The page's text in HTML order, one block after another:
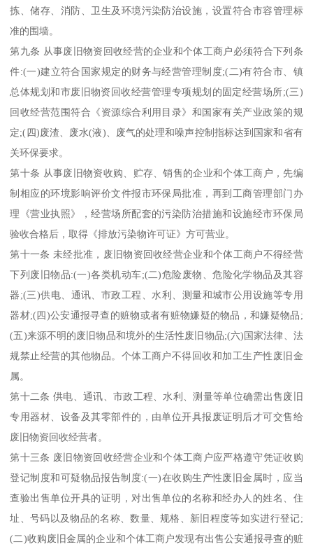
拣、储存、消防、卫生及环境污染防治设施，设置符合市容管理标
准的围墙。
第九条 从事废旧物资回收经营的企业和个体工商户必须符合下列条
件:(一)建立符合国家规定的财务与经营管理制度;(二)有符合市、镇
总体规划和市废旧物资回收经营管理专项规划的固定经营场所;(三)
回收经营范围符合《资源综合利用目录》和国家有关产业政策的规
定;(四)废渣、废水(液)、废气的处理和噪声控制指标达到国家和省有
关环保要求。
第十条 从事废旧物资收购、贮存、销售的企业和个体工商户，先编
制相应的环境影响评价文件报市环保局批准，再到工商管理部门办
理《营业执照》，经营场所配套的污染防治措施和设施经市环保局
验收合格后，取得《排放污染物许可证》方可营业。
第十一条 未经批准，废旧物资回收经营企业和个体工商户不得经营
下列废旧物品:(一)各类机动车;(二)危险废物、危险化学物品及其容
器;(三)供电、通讯、市政工程、水利、测量和城市公用设施等专用
器材;(四)公安通报寻查的赃物或者有赃物嫌疑的物品，和嫌疑物品;
(五)来源不明的废旧物品和境外的生活性废旧物品;(六)国家法律、法
规禁止经营的其他物品。个体工商户不得回收和加工生产性废旧金
属。
第十二条 供电、通讯、市政工程、水利、测量等单位确需出售废旧
专用器材、设备及其零部件的，由单位开具报废证明后才可交售给
废旧物资回收经营者。
第十三条 废旧物资回收经营企业和个体工商户应严格遵守凭证收购
登记制度和可疑物品报告制度:(一)在收购生产性废旧金属时，应当
查验出售单位开具的证明，对出售单位的名称和经办人的姓名、住
址、号码以及物品的名称、数量、规格、新旧程度等如实进行登记;
(二)收购废旧金属的企业和个体工商户发现有出售公安通报寻查的赃